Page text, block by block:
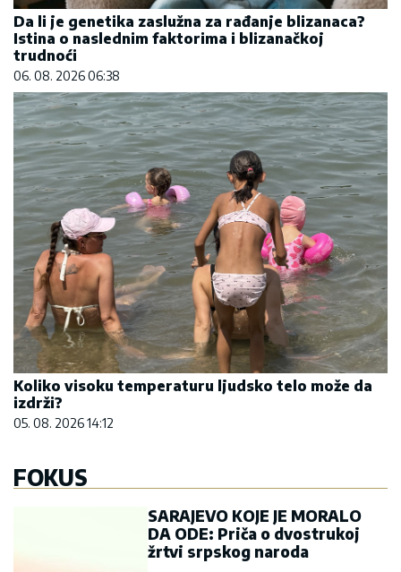
Da li je genetika zaslužna za rađanje blizanaca?
Istina o naslednim faktorima i blizanačkoj
trudnoći
06. 08. 2026 06:38
Koliko visoku temperaturu ljudsko telo može da
izdrži?
05. 08. 2026 14:12
FOKUS
SARAJEVO KOJE JE MORALO
DA ODE: Priča o dvostrukoj
žrtvi srpskog naroda